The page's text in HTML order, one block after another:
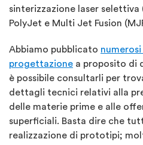
sinterizzazione laser selettiva
PolyJet e Multi Jet Fusion
Abbiamo pubblicato
progettazione a proposito di
è possibile consultarli per
dettagli tecnici relativi alla
delle materie prime e alle
superficiali. Basta dire che
realizzazione di prototipi;